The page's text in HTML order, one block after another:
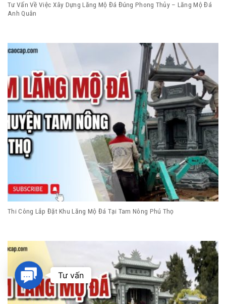
Tư Vấn Về Việc Xây Dựng Lăng Mộ Đá Đúng Phong Thủy – Lăng Mộ Đá
Anh Quân
Thi Công Lắp Đặt Khu Lăng Mộ Đá Tại Tam Nông Phú Thọ
Contact
Us
Tư vấn